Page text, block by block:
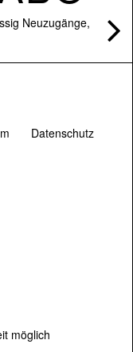
Neuzugänge,
Datenschutz
möglich